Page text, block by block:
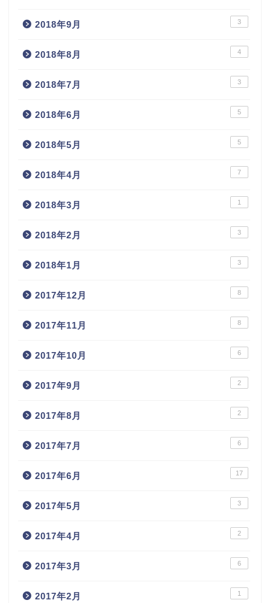
2018年9月 3
2018年8月 4
2018年7月 3
2018年6月 5
2018年5月 5
2018年4月 7
2018年3月 1
2018年2月 3
2018年1月 3
2017年12月 8
2017年11月 8
2017年10月 6
2017年9月 2
2017年8月 2
2017年7月 6
2017年6月 17
2017年5月 3
2017年4月 2
2017年3月 6
2017年2月 1